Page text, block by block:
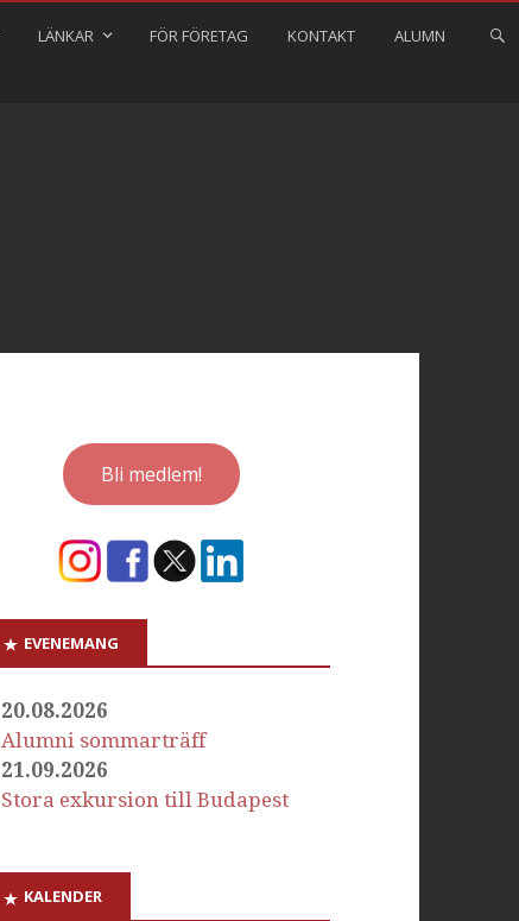
LÄNKAR FÖR FÖRETAG KONTAKT ALUMN
Bli medlem!
EVENEMANG
20.08.2026
Alumni sommarträff
21.09.2026
Stora exkursion till Budapest
KALENDER